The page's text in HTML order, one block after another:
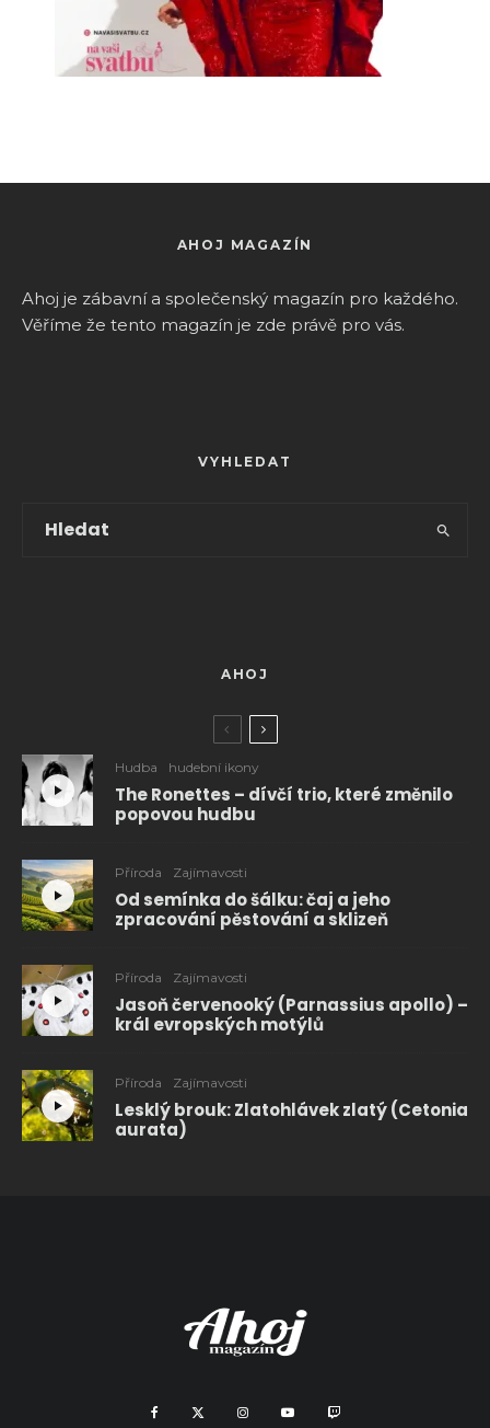
AHOJ MAGAZÍN
Ahoj je zábavní a společenský magazín pro každého.
Věříme že tento magazín je zde právě pro vás.
VYHLEDAT
AHOJ
Hudba hudební ikony
The Ronettes – dívčí trio, které změnilo
popovou hudbu
Příroda Zajímavosti
Od semínka do šálku: čaj a jeho
zpracování pěstování a sklizeň
Příroda Zajímavosti
Jasoň červenooký (Parnassius apollo) –
král evropských motýlů
Příroda Zajímavosti
Lesklý brouk: Zlatohlávek zlatý (Cetonia
aurata)